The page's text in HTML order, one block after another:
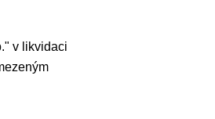
v likvidaci